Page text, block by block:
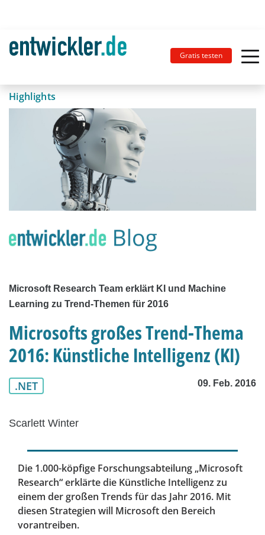
Gratis testen
Highlights
Microsoft Research Team erklärt KI und Machine
Learning zu Trend-Themen für 2016
Microsofts großes Trend-Thema
2016: Künstliche Intelligenz (KI)
.NET 09. Feb. 2016
Scarlett Winter
Die 1.000-köpfige Forschungsabteilung „Microsoft
Research“ erklärte die Künstliche Intelligenz zu
einem der großen Trends für das Jahr 2016. Mit
diesen Strategien will Microsoft den Bereich
vorantreiben.